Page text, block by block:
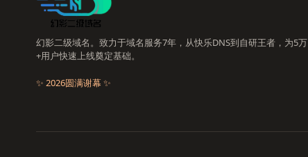
幻影二级域名。致力于域名服务7年，从快乐DNS到自研王者，为5万
+用户快速上线奠定基础。
✨ 2026圆满谢幕 ✨